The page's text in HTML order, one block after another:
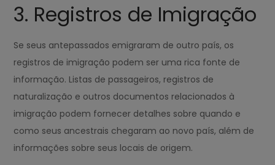
3. Registros de Imigração
Se seus antepassados emigraram de outro país, os
registros de imigração podem ser uma rica fonte de
informação. Listas de passageiros, registros de
naturalização e outros documentos relacionados à
imigração podem fornecer detalhes sobre quando e
como seus ancestrais chegaram ao novo país, além de
informações sobre seus locais de origem.